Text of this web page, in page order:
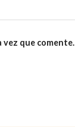
vez que comente.